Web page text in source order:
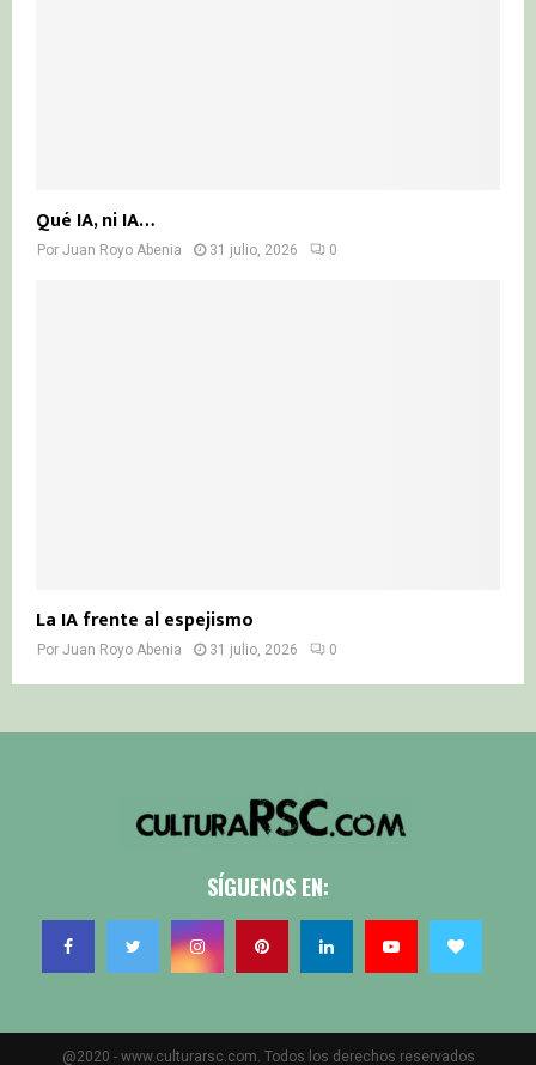
Qué IA, ni IA…
Por Juan Royo Abenia 31 julio, 2026 0
La IA frente al espejismo
Por Juan Royo Abenia 31 julio, 2026 0
SÍGUENOS EN:
@2020 - www.culturarsc.com. Todos los derechos reservados